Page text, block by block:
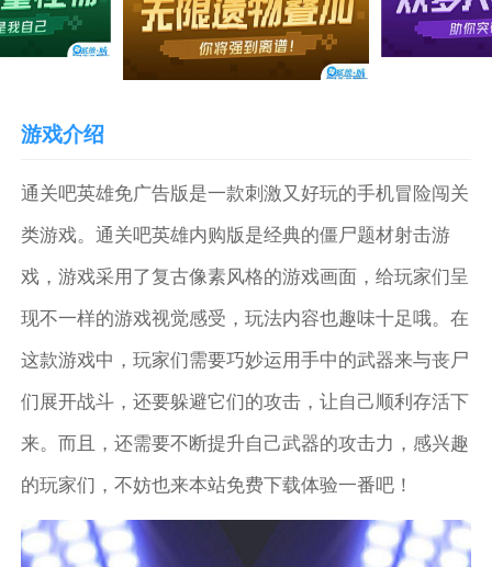
游戏介绍
通关吧英雄免广告版是一款刺激又好玩的手机冒险闯关
类游戏。通关吧英雄内购版是经典的僵尸题材射击游
戏，游戏采用了复古像素风格的游戏画面，给玩家们呈
现不一样的游戏视觉感受，玩法内容也趣味十足哦。在
这款游戏中，玩家们需要巧妙运用手中的武器来与丧尸
们展开战斗，还要躲避它们的攻击，让自己顺利存活下
来。而且，还需要不断提升自己武器的攻击力，感兴趣
的玩家们，不妨也来本站免费下载体验一番吧！